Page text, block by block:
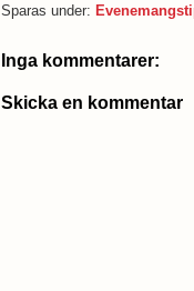
Sparas under:
Inga kommentarer:
Skicka en kommentar